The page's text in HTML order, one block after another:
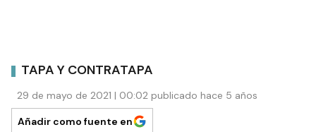
TAPA Y CONTRATAPA
29 de mayo de 2021 | 00:02 publicado hace 5 años
Añadir como fuente en